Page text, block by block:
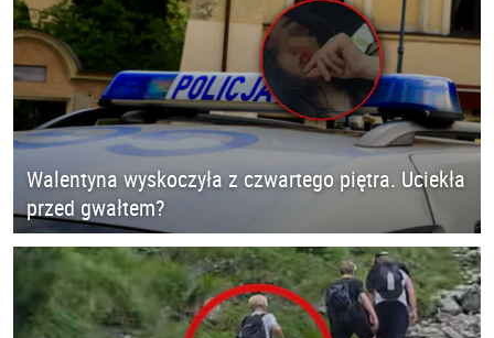
Walentyna wyskoczyła z czwartego piętra. Uciekła
przed gwałtem?